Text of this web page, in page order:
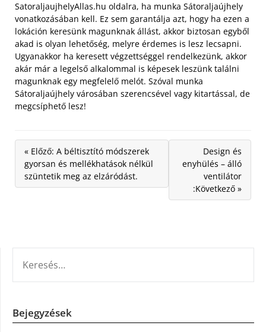
SatoraljaujhelyAllas.hu oldalra, ha munka Sátoraljaújhely
vonatkozásában kell. Ez sem garantálja azt, hogy ha ezen a
lokáción keresünk magunknak állást, akkor biztosan egyből
akad is olyan lehetőség, melyre érdemes is lesz lecsapni.
Ugyanakkor ha keresett végzettséggel rendelkezünk, akkor
akár már a legelső alkalommal is képesek leszünk találni
magunknak egy megfelelő melót. Szóval munka
Sátoraljaújhely városában szerencsével vagy kitartással, de
megcsíphető lesz!
« Előző: A béltisztító módszerek
gyorsan és mellékhatások nélkül
szüntetik meg az elzáródást.
Design és
enyhülés – álló
ventilátor
:Következő »
Bejegyzések